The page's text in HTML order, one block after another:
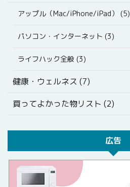
アップル（Mac/iPhone/iPad） (5)
パソコン・インターネット (3)
ライフハック全般 (3)
健康・ウェルネス (7)
買ってよかった物リスト (2)
広告